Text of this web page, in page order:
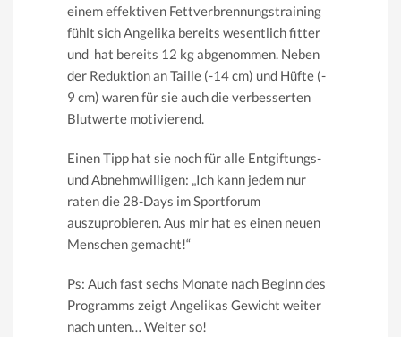
einem effektiven Fettverbrennungstraining
fühlt sich Angelika bereits wesentlich fitter
und hat bereits 12 kg abgenommen. Neben
der Reduktion an Taille (-14 cm) und Hüfte (-
9 cm) waren für sie auch die verbesserten
Blutwerte motivierend.
Einen Tipp hat sie noch für alle Entgiftungs-
und Abnehmwilligen: „Ich kann jedem nur
raten die 28-Days im Sportforum
auszuprobieren. Aus mir hat es einen neuen
Menschen gemacht!“
Ps: Auch fast sechs Monate nach Beginn des
Programms zeigt Angelikas Gewicht weiter
nach unten… Weiter so!